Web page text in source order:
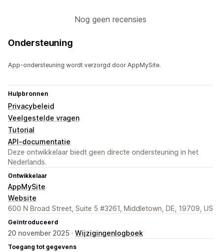
Nog geen recensies
Ondersteuning
App-ondersteuning wordt verzorgd door AppMySite.
Hulpbronnen
Privacybeleid
Veelgestelde vragen
Tutorial
API-documentatie
Deze ontwikkelaar biedt geen directe ondersteuning in het
Nederlands.
Ontwikkelaar
AppMySite
Website
600 N Broad Street, Suite 5 #3261, Middletown, DE, 19709, US
Geïntroduceerd
20 november 2025 · Wijzigingenlogboek
Toegang tot gegevens